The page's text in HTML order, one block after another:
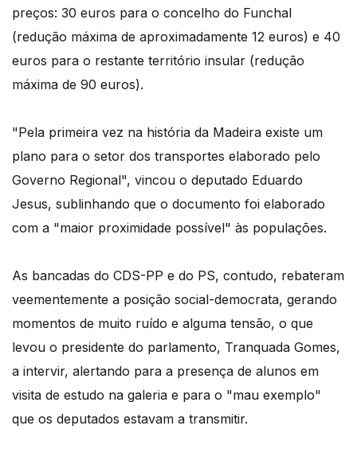
preços: 30 euros para o concelho do Funchal
(redução máxima de aproximadamente 12 euros) e 40
euros para o restante território insular (redução
máxima de 90 euros).
"Pela primeira vez na história da Madeira existe um
plano para o setor dos transportes elaborado pelo
Governo Regional", vincou o deputado Eduardo
Jesus, sublinhando que o documento foi elaborado
com a "maior proximidade possível" às populações.
As bancadas do CDS-PP e do PS, contudo, rebateram
veementemente a posição social-democrata, gerando
momentos de muito ruído e alguma tensão, o que
levou o presidente do parlamento, Tranquada Gomes,
a intervir, alertando para a presença de alunos em
visita de estudo na galeria e para o "mau exemplo"
que os deputados estavam a transmitir.